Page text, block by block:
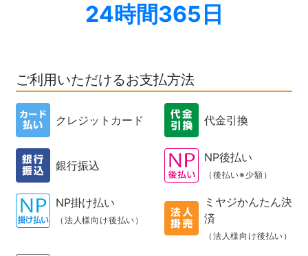
24時間365日
ご利用いただけるお支払方法
クレジットカード 代金引換
銀行振込
NP後払い
（後払い※少額）
NP掛け払い
（法人様向け後払い）
ミヤジかんたん決
済
（法人様向け後払い）